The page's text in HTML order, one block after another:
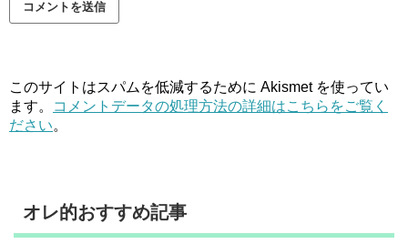
このサイトはスパムを低減するために Akismet を使ってい
ます。
コメントデータの処理方法の詳細はこちらをご覧く
ださい。
オレ的おすすめ記事